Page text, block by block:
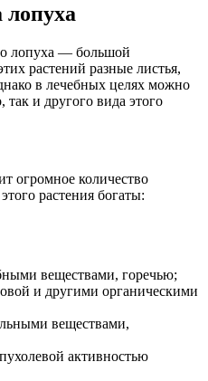
лопуха
лопуха — большой
растений разные листья,
в лечебных целях можно
так и другого вида этого
огромное количество
растения богаты:
веществами, горечью;
и другими органическими
веществами,
активностью